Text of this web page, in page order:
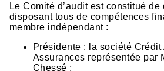
Le Comité d’audit est constitué de
disposant tous de compétences
membre indépendant :
Présidente : la société Crédit
Assurances représentée par
Chessé ;